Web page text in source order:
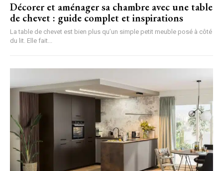
Décorer et aménager sa chambre avec une table
de chevet : guide complet et inspirations
La table de chevet est bien plus qu’un simple petit meuble posé à côté
du lit. Elle fait...